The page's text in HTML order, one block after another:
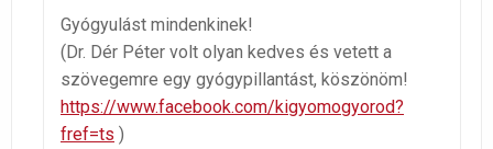
Gyógyulást mindenkinek!
(Dr. Dér Péter volt olyan kedves és vetett a
szövegemre egy gyógypillantást, köszönöm!
https://www.facebook.com/kigyomogyorod?
fref=ts )